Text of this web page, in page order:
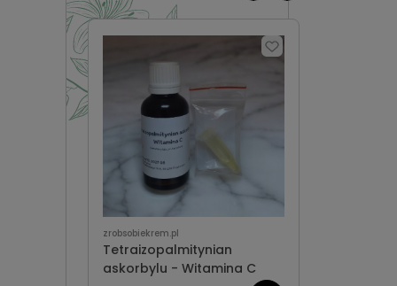
zrobsobiekrem.pl
Tetraizopalmitynian
askorbylu - Witamina C